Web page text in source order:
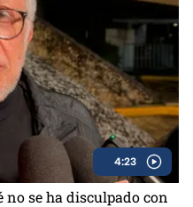
4:23
no se ha disculpado con